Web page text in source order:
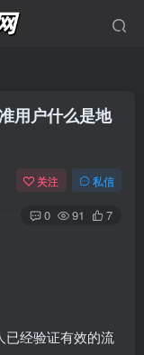
用户什么是地
关注 私信
0 91 7
已经验证有效的流